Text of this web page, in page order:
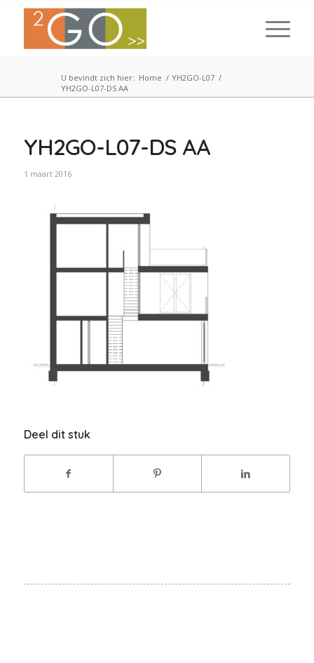
U bevindt zich hier: Home / YH2GO-L07 /
YH2GO-L07-DS AA
YH2GO-L07-DS AA
1 maart 2016
Deel dit stuk